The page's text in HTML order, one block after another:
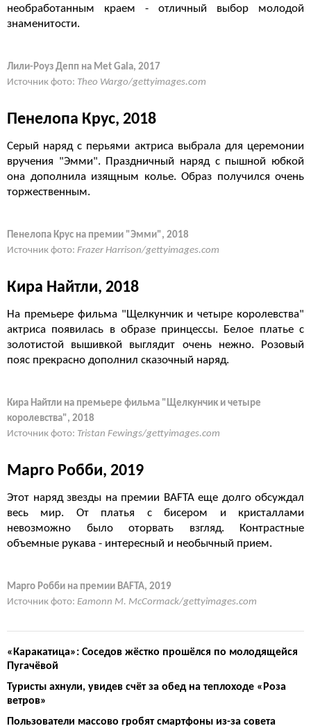
необработанным краем - отличный выбор молодой
знаменитости.
Лили-Роуз Депп на Met Gala, 2017
Источник фото: Theo Wargo/gettyimages.com
Пенелопа Крус, 2018
Серый наряд с перьями актриса выбрала для церемонии
вручения "Эмми". Праздничный наряд с пышной юбкой
она дополнила изящным колье. Образ получился очень
торжественным.
Пенелопа Крус на премии "Эмми", 2018
Источник фото: Frazer Harrison/gettyimages.com
Кира Найтли, 2018
На премьере фильма "Щелкунчик и четыре королевства"
актриса появилась в образе принцессы. Белое платье с
золотистой вышивкой выглядит очень нежно. Розовый
пояс прекрасно дополнил сказочный наряд.
Кира Найтли на премьере фильма "Щелкунчик и четыре
королевства", 2018
Источник фото: Tristan Fewings/gettyimages.com
Марго Робби, 2019
Этот наряд звезды на премии BAFTA еще долго обсуждал
весь мир. От платья с бисером и кристаллами
невозможно было оторвать взгляд. Контрастные
объемные рукава - интересный и необычный прием.
Марго Робби на премии BAFTA, 2019
Источник фото: Eamonn M. McCormack/gettyimages.com
«Каракатица»: Соседов жёстко прошёлся по молодящейся
Пугачёвой
Туристы ахнули, увидев счёт за обед на теплоходе «Роза
ветров»
Пользователи массово гробят смартфоны из-за совета